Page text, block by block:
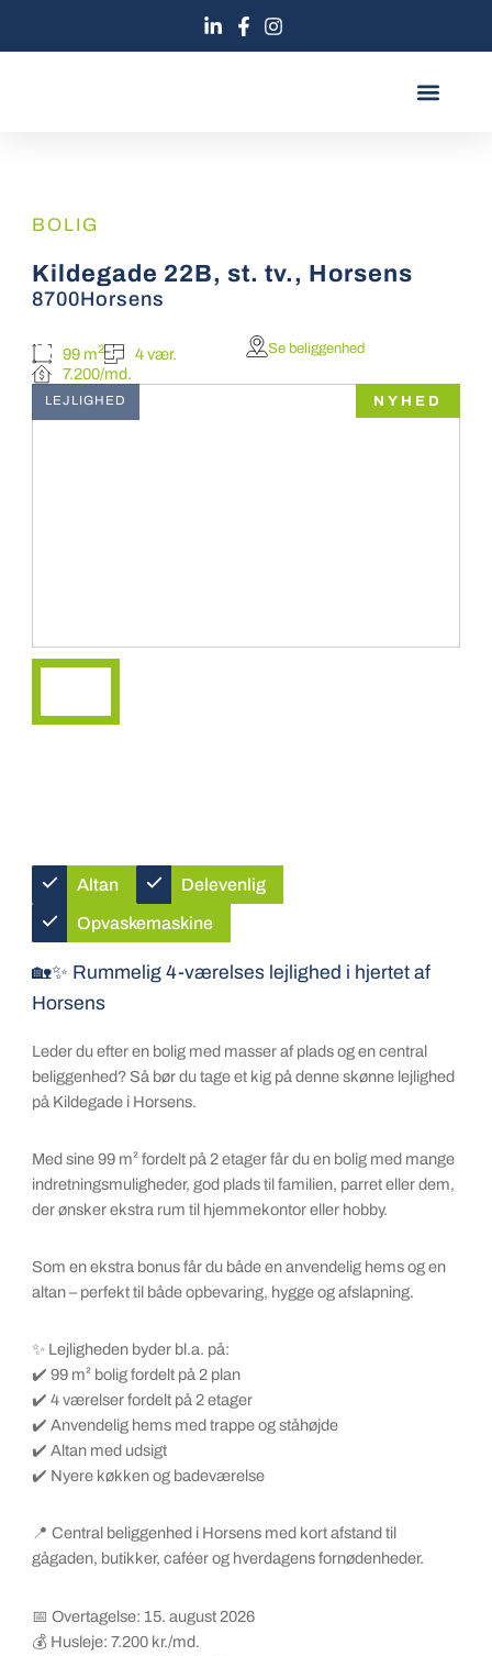
BOLIG
Kildegade 22B, st. tv., Horsens
8700Horsens
99 m2
4 vær.
7.200/md.
Se beliggenhed
NYHED
LEJLIGHED
Altan Delevenlig
Opvaskemaskine
🏡✨ Rummelig 4-værelses lejlighed i hjertet af
Horsens
Leder du efter en bolig med masser af plads og en central
beliggenhed? Så bør du tage et kig på denne skønne lejlighed
på Kildegade i Horsens.
Med sine 99 m² fordelt på 2 etager får du en bolig med mange
indretningsmuligheder, god plads til familien, parret eller dem,
der ønsker ekstra rum til hjemmekontor eller hobby.
Som en ekstra bonus får du både en anvendelig hems og en
altan – perfekt til både opbevaring, hygge og afslapning.
✨ Lejligheden byder bl.a. på:
✔️ 99 m² bolig fordelt på 2 plan
✔️ 4 værelser fordelt på 2 etager
✔️ Anvendelig hems med trappe og ståhøjde
✔️ Altan med udsigt
✔️ Nyere køkken og badeværelse
📍 Central beliggenhed i Horsens med kort afstand til
gågaden, butikker, caféer og hverdagens fornødenheder.
📅 Overtagelse: 15. august 2026
💰 Husleje: 7.200 kr./md.